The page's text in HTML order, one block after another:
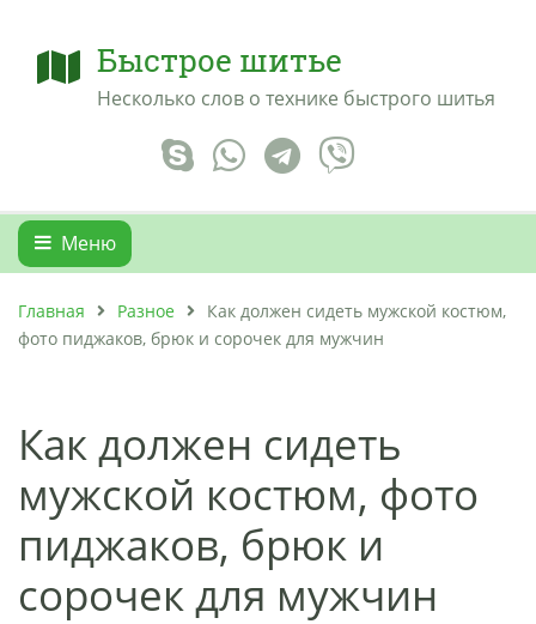
Быстрое шитье
Несколько слов о технике быстрого шитья
Меню
Главная Разное
Как должен сидеть мужской костюм,
фото пиджаков, брюк и сорочек для мужчин
Как должен сидеть
мужской костюм, фото
пиджаков, брюк и
сорочек для мужчин